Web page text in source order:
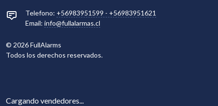
Telefono: +56983951599 - +56983951621
Email: info@fullalarmas.cl
© 2026FullAlarms
Todos los derechos reservados.
Cargando vendedores...